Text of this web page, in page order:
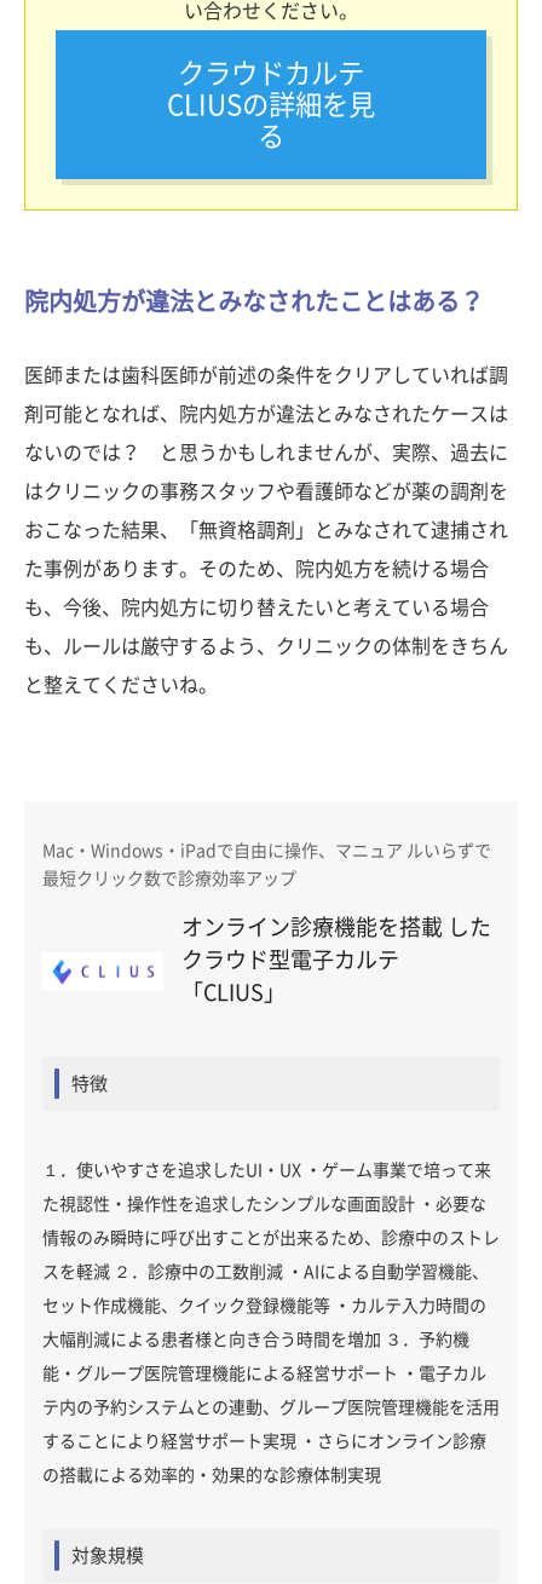
い合わせください。
クラウドカルテ
CLIUSの詳細を見
る
院内処方が違法とみなされたことはある？
医師または歯科医師が前述の条件をクリアしていれば調
剤可能となれば、院内処方が違法とみなされたケースは
ないのでは？ と思うかもしれませんが、実際、過去に
はクリニックの事務スタッフや看護師などが薬の調剤を
おこなった結果、「無資格調剤」とみなされて逮捕され
た事例があります。そのため、院内処方を続ける場合
も、今後、院内処方に切り替えたいと考えている場合
も、ルールは厳守するよう、クリニックの体制をきちん
と整えてくださいね。
Mac・Windows・iPadで自由に操作、マニュア ルいらずで
最短クリック数で診療効率アップ
オンライン診療機能を搭載 した
クラウド型電子カルテ
「CLIUS」
特徴
１．使いやすさを追求したUI・UX ・ゲーム事業で培って来
た視認性・操作性を追求したシンプルな画面設計 ・必要な
情報のみ瞬時に呼び出すことが出来るため、診療中のストレ
スを軽減 ２．診療中の工数削減 ・AIによる自動学習機能、
セット作成機能、クイック登録機能等 ・カルテ入力時間の
大幅削減による患者様と向き合う時間を増加 ３．予約機
能・グループ医院管理機能による経営サポート ・電子カル
テ内の予約システムとの連動、グループ医院管理機能を活用
することにより経営サポート実現 ・さらにオンライン診療
の搭載による効率的・効果的な診療体制実現
対象規模